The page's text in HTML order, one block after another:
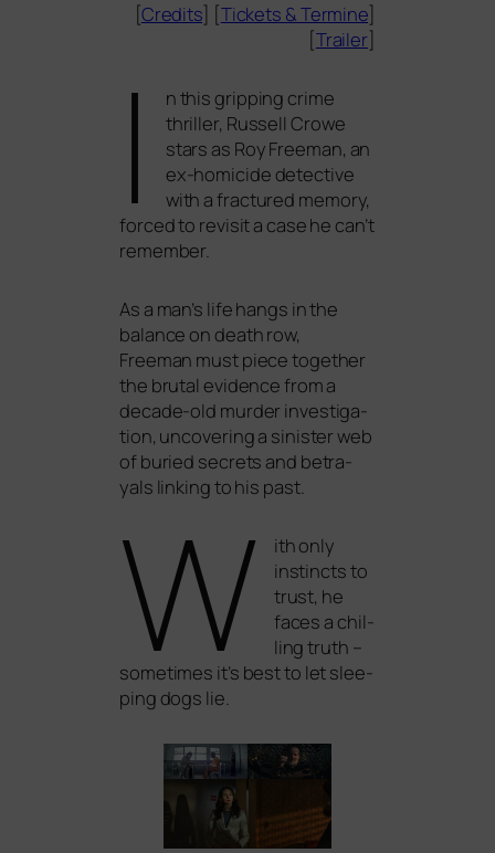
[Credits] [Tickets &Termine]
[Trailer]
I
n this grip­ping crime
thril­ler, Russell Crowe
stars as Roy Freeman, an
ex-homic­i­de detec­ti­ve
with a frac­tu­red memo­ry,
forced to revi­sit a case he can’t
remember.
As a man’s life hangs in the
balan­ce on death row,
Freeman must pie­ce tog­e­ther
the bru­tal evi­dence from a
deca­de-old mur­der inves­ti­ga­
ti­on, unco­ve­ring a sinis­ter web
of buried secrets and betra­
yals lin­king to his past.
W
ith only
instincts to
trust, he
faces a chil­
ling truth –
some­ti­mes it’s best to let slee­
ping dogs lie.